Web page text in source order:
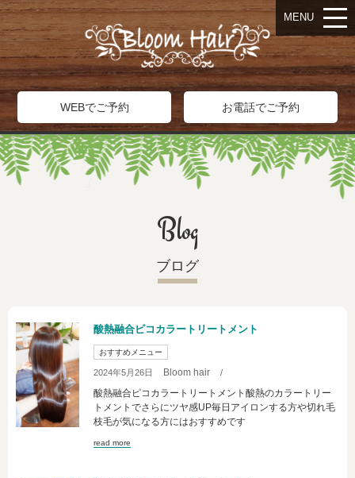
WEBでご予約 お電話でご予約
MENU
Blog
ブログ
酸熱融合ピコカラートリートメント
おすすめメニュー
2024年5月26日 Bloom hair /
酸熱融合ピコカラートリートメント酸熱のカラートリー
トメントでさらにツヤ感UP毎日アイロンする方や切れ毛
枝毛が気になる方にはおすすめです
read more